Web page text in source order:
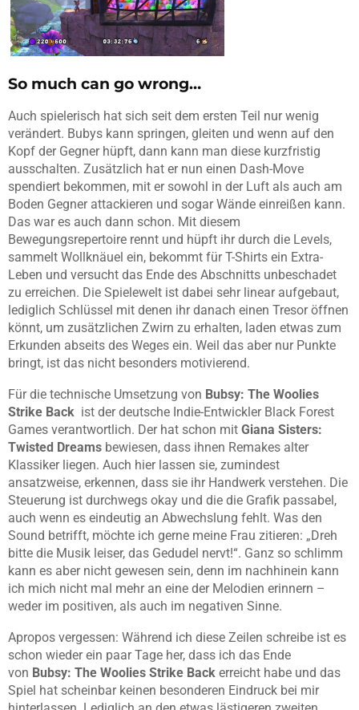
So much can go wrong…
Auch spielerisch hat sich seit dem ersten Teil nur wenig
verändert. Bubys kann springen, gleiten und wenn auf den
Kopf der Gegner hüpft, dann kann man diese kurzfristig
ausschalten. Zusätzlich hat er nun einen Dash-Move
spendiert bekommen, mit er sowohl in der Luft als auch am
Boden Gegner attackieren und sogar Wände einreißen kann.
Das war es auch dann schon. Mit diesem
Bewegungsrepertoire rennt und hüpft ihr durch die Levels,
sammelt Wollknäuel ein, bekommt für T-Shirts ein Extra-
Leben und versucht das Ende des Abschnitts unbeschadet
zu erreichen. Die Spielewelt ist dabei sehr linear aufgebaut,
lediglich Schlüssel mit denen ihr danach einen Tresor öffnen
könnt, um zusätzlichen Zwirn zu erhalten, laden etwas zum
Erkunden abseits des Weges ein. Weil das aber nur Punkte
bringt, ist das nicht besonders motivierend.
Für die technische Umsetzung von Bubsy: The Woolies
Strike Back ist der deutsche Indie-Entwickler Black Forest
Games verantwortlich. Der hat schon mit Giana Sisters:
Twisted Dreams bewiesen, dass ihnen Remakes alter
Klassiker liegen. Auch hier lassen sie, zumindest
ansatzweise, erkennen, dass sie ihr Handwerk verstehen. Die
Steuerung ist durchwegs okay und die die Grafik passabel,
auch wenn es eindeutig an Abwechslung fehlt. Was den
Sound betrifft, möchte ich gerne meine Frau zitieren: „Dreh
bitte die Musik leiser, das Gedudel nervt!“. Ganz so schlimm
kann es aber nicht gewesen sein, denn im nachhinein kann
ich mich nicht mal mehr an eine der Melodien erinnern –
weder im positiven, als auch im negativen Sinne.
Apropos vergessen: Während ich diese Zeilen schreibe ist es
schon wieder ein paar Tage her, dass ich das Ende
von Bubsy: The Woolies Strike Back erreicht habe und das
Spiel hat scheinbar keinen besonderen Eindruck bei mir